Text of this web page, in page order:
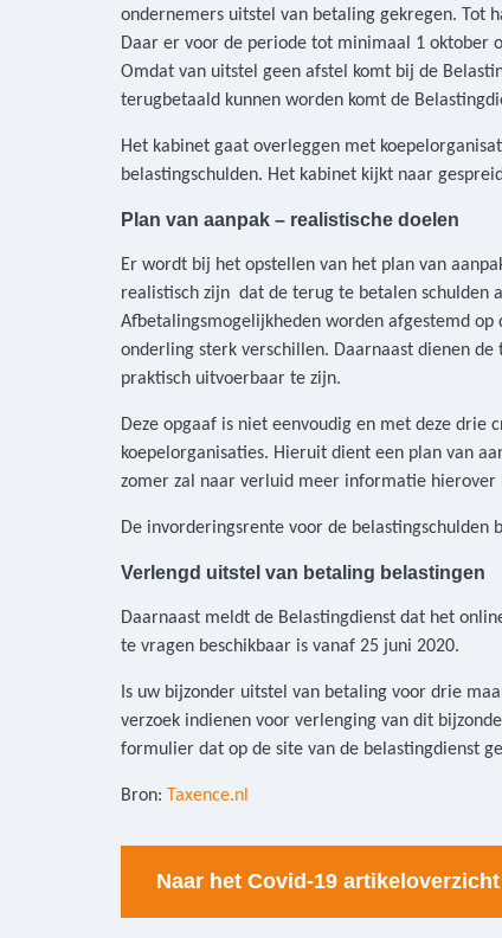
ondernemers uitstel van betaling gekregen. Tot
Daar er voor de periode tot minimaal 1 oktober
Omdat van uitstel geen afstel komt bij de
terugbetaald kunnen worden komt de
Het kabinet gaat overleggen met
belastingschulden. Het kabinet kijkt naar
Plan van aanpak – realistische doelen
Er wordt bij het opstellen van het plan van
realistisch zijn dat de terug te betalen schulden
Afbetalingsmogelijkheden worden afgestemd
onderling sterk verschillen. Daarnaast dienen
praktisch uitvoerbaar te zijn.
Deze opgaaf is niet eenvoudig en met deze
koepelorganisaties. Hieruit dient een plan van
zomer zal naar verluid meer informatie hierover
De invorderingsrente voor de
Verlengd uitstel van betaling belastingen
Daarnaast meldt de Belastingdienst dat het
te vragen beschikbaar is vanaf 25 juni 2020.
Is uw bijzonder uitstel van betaling voor drie
verzoek indienen voor verlenging van dit
formulier dat op de site van de belastingdienst
Bron: Taxence.nl
Naar het Covid-19 artikeloverzicht